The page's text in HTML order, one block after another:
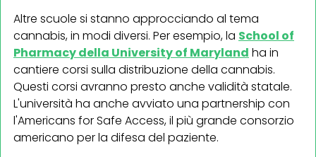
Altre scuole si stanno approcciando al tema
cannabis, in modi diversi. Per esempio, la School of
Pharmacy della University of Maryland ha in
cantiere corsi sulla distribuzione della cannabis.
Questi corsi avranno presto anche validità statale.
L'università ha anche avviato una partnership con
l'Americans for Safe Access, il più grande consorzio
americano per la difesa del paziente.